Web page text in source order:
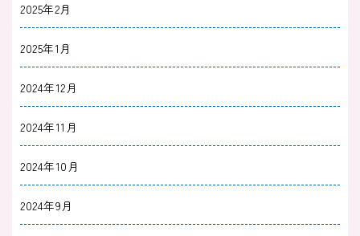
2025年2月
2025年1月
2024年12月
2024年11月
2024年10月
2024年9月